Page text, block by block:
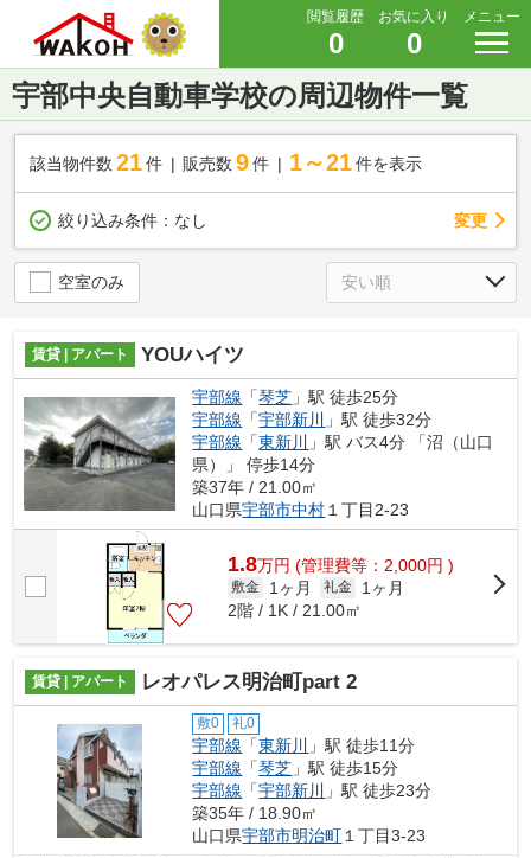
閲覧履歴
0
お気に入り
0
メニュー
宇部中央自動車学校の周辺物件一覧
該当物件数 21件 販売数 9 件 1～21 件を表示
絞り込み条件： なし 変更
空室のみ
賃貸 | アパート YOUハイツ
宇部線 「琴芝 」駅 徒歩25分
宇部線 「宇部新川
」駅 徒歩32分
宇部線 「東新川
」駅 バス4分 「沼（山口
県）」 停歩14分
築37年 / 21.00㎡
山口県宇部市中村１丁目2-23
1.8万円 (管理費等：2,000円 )
敷金 1ヶ月 礼金
1ヶ月
2階 / 1K / 21.00㎡
賃貸 | アパート レオパレス明治町part 2
敷0 礼0
宇部線 「東新川
」駅 徒歩11分
宇部線 「琴芝 」駅 徒歩15分
宇部線 「宇部新川
」駅 徒歩23分
築35年 / 18.90㎡
山口県宇部市明治町 １丁目3-23